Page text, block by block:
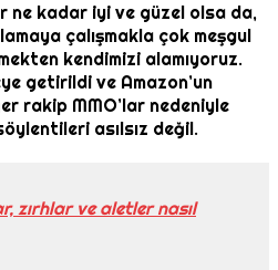
ne kadar iyi ve güzel olsa da,
çalışmakla çok meşgul
kendimizi alamıyoruz.
getirildi ve Amazon’un
rakip MMO’lar nedeniyle
asılsız değil.
zırhlar ve aletler nasıl